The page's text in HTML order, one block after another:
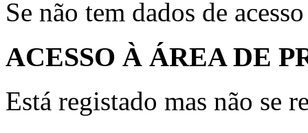
Se não tem dados de
ACESSO À ÁREA DE
Está registado mas não se